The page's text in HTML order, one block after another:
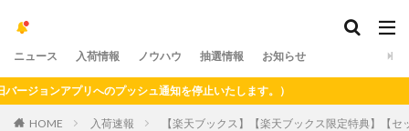
ニュース 入荷情報 ノウハウ 抽選情報 お知らせ
ンアプリへのプッシュ通知を停止いたします。）
HOME 入荷速報 【楽天ブックス】【楽天ブックス限定特典】【